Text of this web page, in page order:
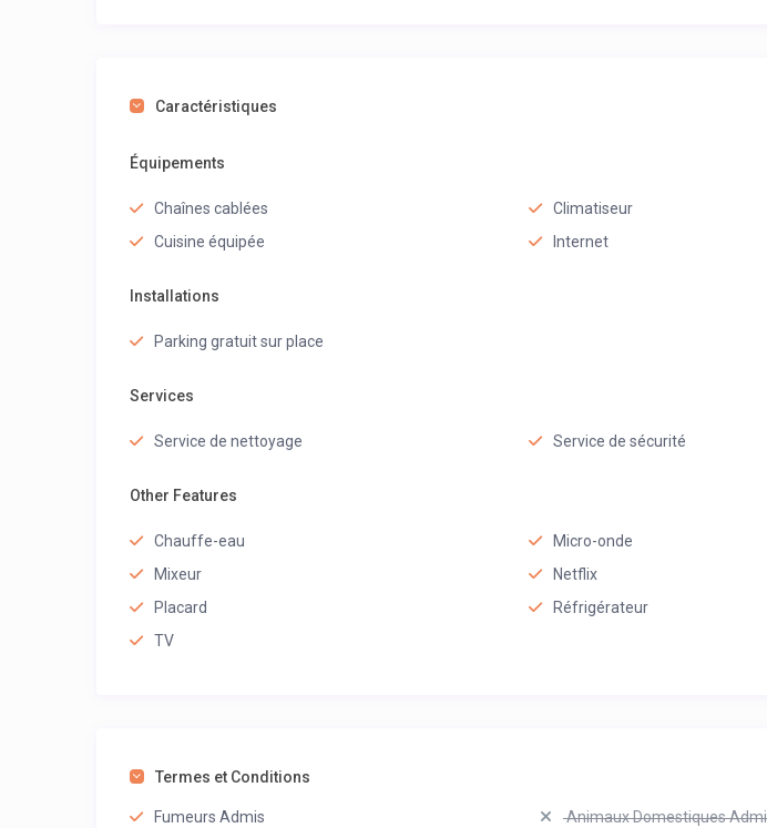
Caractéristiques
Équipements
Chaînes cablées
Climatiseur
Cuisine équipée
Internet
Installations
Parking gratuit sur place
Services
Service de nettoyage Service de sécurité
Other Features
Chauffe-eau
Micro-onde
Mixeur
Netflix
Placard
Réfrigérateur
TV
Termes et Conditions
Fumeurs Admis
Animaux Domestiques